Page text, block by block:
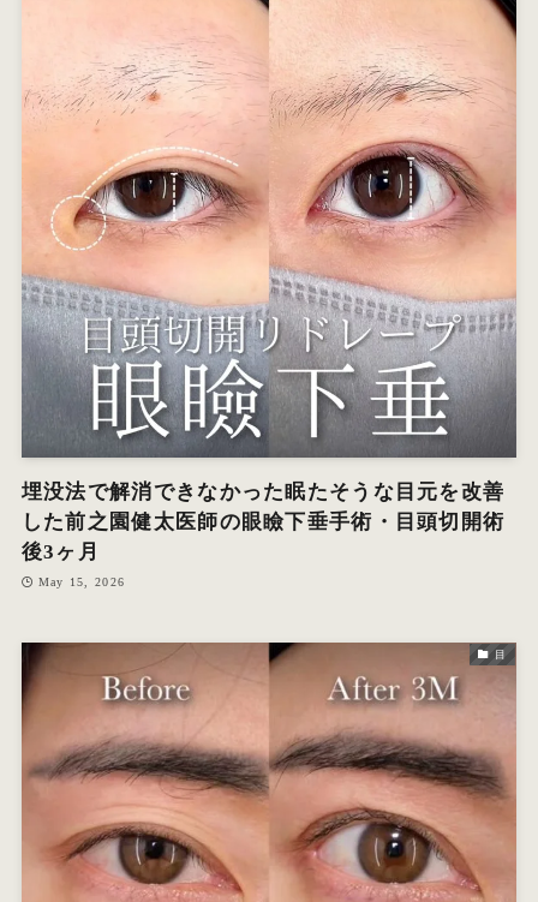
埋没法で解消できなかった眠たそうな目元を改善
した前之園健太医師の眼瞼下垂手術・目頭切開術
後3ヶ月
May 15, 2026
目